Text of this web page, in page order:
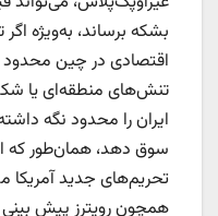
بشکه برساند، به‌ویژه
اقتصادی در چین محدود
تنش‌های منطقه‌ای یا
تحریم‌های جدید
همچون رویترز پیش بینی